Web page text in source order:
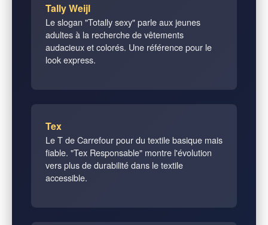
Tally Weijl
Le slogan "Totally sexy" parle aux jeunes
adultes à la recherche de vêtements
audacieux et colorés. Une référence pour le
look express.
Tex
Le T de Carrefour pour du textile basique mais
fiable. "Tex Responsable" montre l'évolution
vers plus de durabilité dans le textile
accessible.